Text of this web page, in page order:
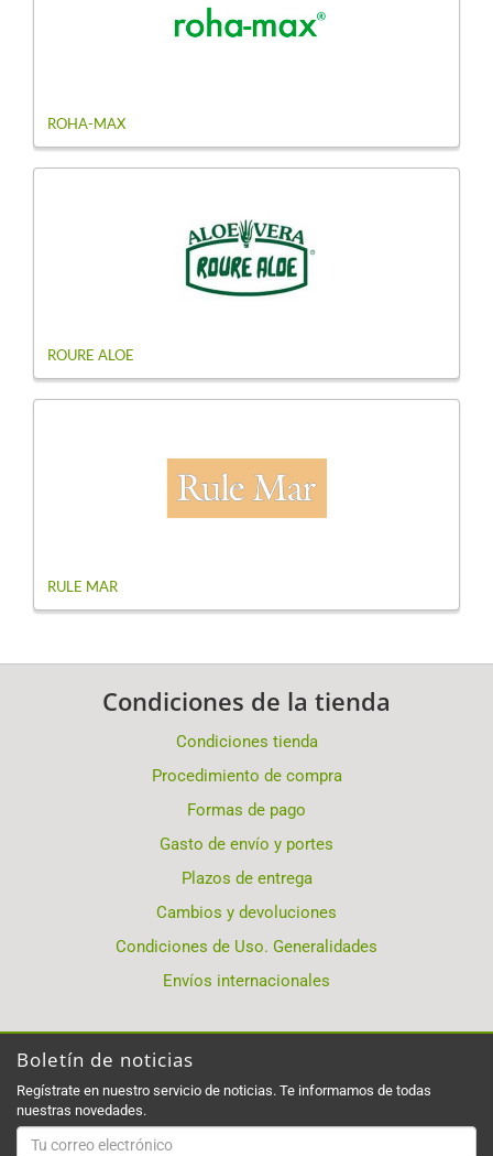
ROHA-MAX
ROURE ALOE
RULE MAR
Condiciones de la tienda
Condiciones tienda
Procedimiento de compra
Formas de pago
Gasto de envío y portes
Plazos de entrega
Cambios y devoluciones
Condiciones de Uso. Generalidades
Envíos internacionales
Boletín de noticias
Regístrate en nuestro servicio de noticias. Te informamos de todas
nuestras novedades.